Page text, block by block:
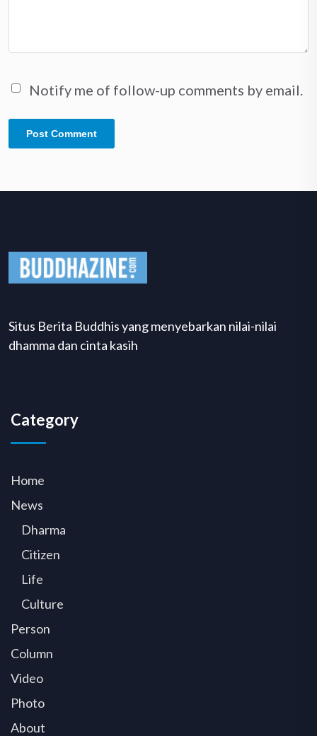
Notify me of follow-up comments by email.
Situs Berita Buddhis yang menyebarkan nilai-nilai
dhamma dan cinta kasih
Category
Home
News
Dharma
Citizen
Life
Culture
Person
Column
Video
Photo
About